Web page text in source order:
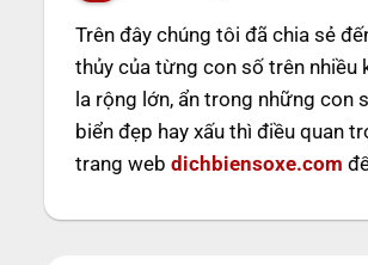
Trên đây chúng tôi đã chia sẻ
thủy của từng con số trên nhiều
la rộng lớn, ẩn trong những con
biển đẹp hay xấu thì điều quan
trang web dichbiensoxe.com